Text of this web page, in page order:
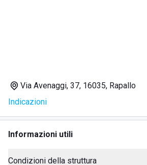
Noleggio ombrelloni e lettini
Wifi gratuito su tutta la spiaggia
Noleggio pedalò, kayak e canoe
Via Avenaggi, 37, 16035, Rapallo
Indicazioni
Informazioni utili
Condizioni della struttura